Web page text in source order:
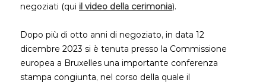
negoziati (qui il video della cerimonia).
Dopo più di otto anni di negoziato, in data 12
dicembre 2023 si è tenuta presso la Commissione
europea a Bruxelles una importante conferenza
stampa congiunta, nel corso della quale il